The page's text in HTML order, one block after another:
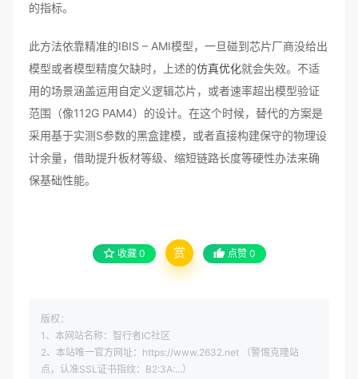
的指标。
此方法依靠精准的IBIS – AMI模型，一旦碰到芯片厂商没给出
模型或者模型精度欠缺时，上述的仿真优化就会失效。不适
用的场景涵盖运用自定义逻辑芯片，或者速率超出模型验证
范围（像112G PAM4）的设计。在这个时候，替代的方案是
采用基于实测S参数的黑盒建模，或者直接构建保守的物理设
计余量，借助提升板材等级、缩短链路长度等硬性办法来确
保基础性能。
收藏 0 赏 点赞 0
版权：
1、本网站名称：智行者IC社区
2、本站唯一官方网址：https://www.2632.net （警惕克隆站
点，认准SSL证书指纹：B2:3A:...）